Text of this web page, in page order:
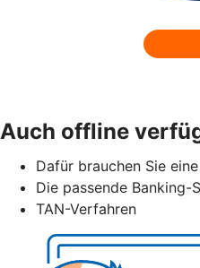
Auch offline
Dafür brauchen Sie
Die passende Banking-
TAN-Verfahren